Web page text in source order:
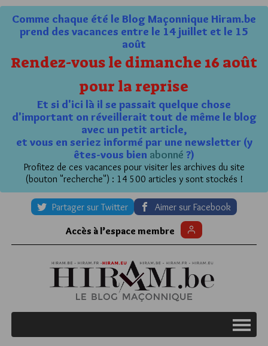
Comme chaque été le Blog Maçonnique Hiram.be
prend des vacances entre le 14 juillet et le 15
août
Rendez-vous le dimanche 16 août
pour la reprise
Et si d'ici là il se passait quelque chose
d'important on réveillerait tout de même le blog
avec un petit article,
et vous en seriez informé par une newsletter (y
êtes-vous bien abonné ?)
Profitez de ces vacances pour visiter les archives du site
(bouton "recherche") : 14 500 articles y sont stockés !
Partager sur Twitter Aimer sur Facebook
Accès à l’espace membre